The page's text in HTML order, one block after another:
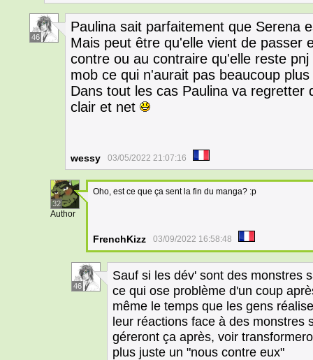
46
Paulina sait parfaitement que Serena
Mais peut être qu'elle vient de passer
contre ou au contraire qu'elle reste
mob ce qui n'aurait pas beaucoup
Dans tout les cas Paulina va
clair et net
wessy 03/05/2022 21:07:16
32
Author
Oho, est ce que ça sent la fin du manga? :p
FrenchKizz 03/09/2022 16:58:48
46
Sauf si les dév' sont des monstres
ce qui ose problème d'un coup
même le temps que les gens
leur réactions face à des monstres
géreront ça après, voir
plus juste un "nous contre eux"